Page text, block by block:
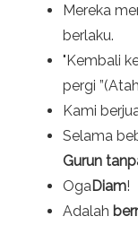
Mereka
berlaku.
"Kembali
pergi
Kami
Selama
Gurun
OgaDiam!
Adalah